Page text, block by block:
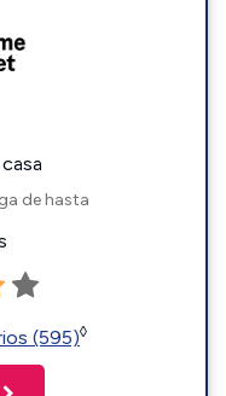
de hasta
(595)◊